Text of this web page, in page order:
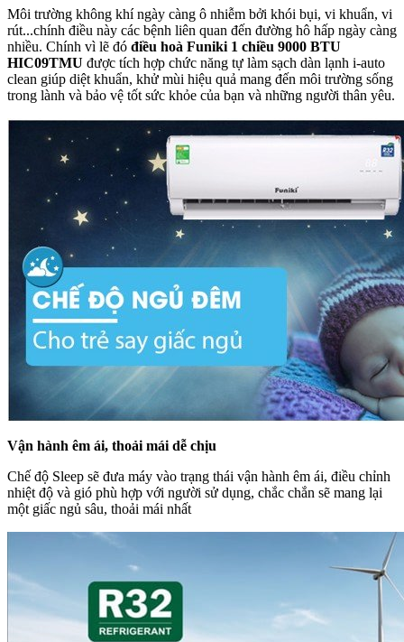
Môi trường không khí ngày càng ô nhiễm bởi khói bụi, vi khuẩn, vi
rút...chính điều này các bệnh liên quan đến đường hô hấp ngày càng
nhiều. Chính vì lẽ đó điều hoà Funiki 1 chiều 9000 BTU
HIC09TMU được tích hợp chức năng tự làm sạch dàn lạnh i-auto
clean giúp diệt khuẩn, khử mùi hiệu quả mang đến môi trường sống
trong lành và bảo vệ tốt sức khỏe của bạn và những người thân yêu.
Vận hành êm ái, thoải mái dễ chịu
Chế độ Sleep sẽ đưa máy vào trạng thái vận hành êm ái, điều chỉnh
nhiệt độ và gió phù hợp với người sử dụng, chắc chắn sẽ mang lại
một giấc ngủ sâu, thoải mái nhất